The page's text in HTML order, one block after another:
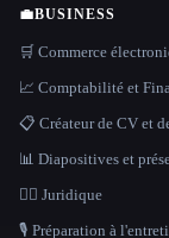
💼BUSINESS
🛒 Commerce
📈 Comptabilité et
📋 Créateur de CV et
📊 Diapositives et
👩‍⚖️ Juridique
🎙️ Préparation à